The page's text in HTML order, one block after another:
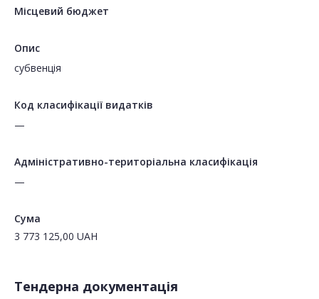
Місцевий бюджет
Опис
субвенція
Код класифікації видатків
—
Адміністративно-територіальна класифікація
—
Сума
3 773 125,00 UAH
Тендерна документація